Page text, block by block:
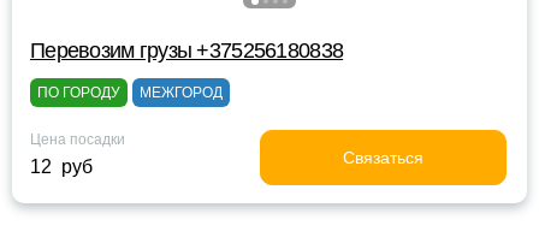
Перевозим грузы +375256180838
ПО ГОРОДУ МЕЖГОРОД
Цена посадки
12 руб Связаться